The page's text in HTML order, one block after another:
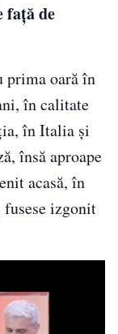
față de
prima oară în
în calitate
în Italia și
însă aproape
acasă, în
fusese izgonit